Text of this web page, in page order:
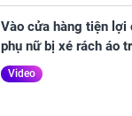
Vào cửa hàng tiện
phụ nữ bị xé rách áo
Video